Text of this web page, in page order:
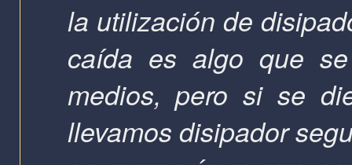
la utilización de
caída es algo que
medios, pero si se
llevamos disipador